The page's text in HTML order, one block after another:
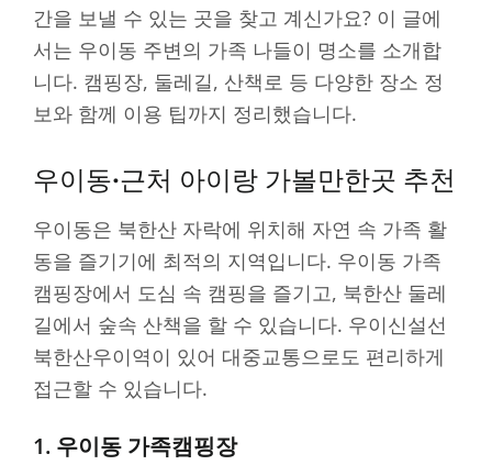
간을 보낼 수 있는 곳을 찾고 계신가요? 이 글에
서는 우이동 주변의 가족 나들이 명소를 소개합
니다. 캠핑장, 둘레길, 산책로 등 다양한 장소 정
보와 함께 이용 팁까지 정리했습니다.
우이동·근처 아이랑 가볼만한곳 추천
우이동은 북한산 자락에 위치해 자연 속 가족 활
동을 즐기기에 최적의 지역입니다. 우이동 가족
캠핑장에서 도심 속 캠핑을 즐기고, 북한산 둘레
길에서 숲속 산책을 할 수 있습니다. 우이신설선
북한산우이역이 있어 대중교통으로도 편리하게
접근할 수 있습니다.
1. 우이동 가족캠핑장